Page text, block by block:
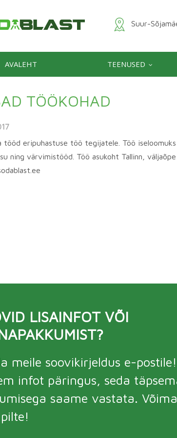
Suur-
AVALEHT TEENUSED
TÖÖKOHAD
tööd eripuhastuse töö tegijatele. Töö
ning värvimistööd. Töö asukoht Tallinn,
LISAINFOT VÕI
meile soovikirjeldus e-
infot päringus, seda
saame vastata.